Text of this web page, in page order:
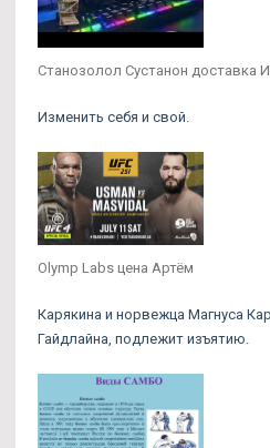
Станозолол Сустанон доставка
Изменить себя и свой.
Olymp Labs цена Артём
Карякина и норвежца Магнуса
Гайдлайна, подлежит изъятию.